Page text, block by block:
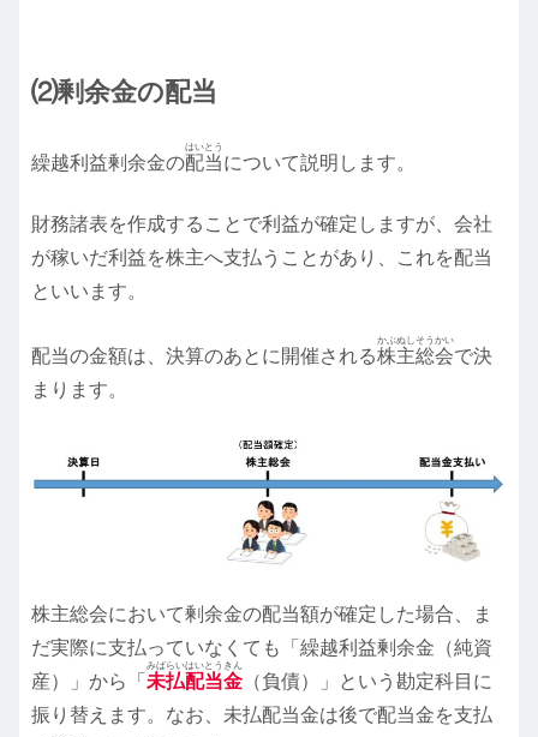
⑵剰余金の配当
繰越利益剰余金の配当
はいとう
について説明します。
財務諸表を作成することで利益が確定しますが、会社
が稼いだ利益を株主へ支払うことがあり、これを配当
といいます。
配当の金額は、決算のあとに開催される株主総会
かぶぬしそうかい
で決
まります。
株主総会において剰余金の配当額が確定した場合、ま
だ実際に支払っていなくても「繰越利益剰余金（純資
産）」から「 未払配当金
みばらいはいとうきん
（負債）」という勘定科目に
振り替えます。なお、未払配当金は後で配当金を支払